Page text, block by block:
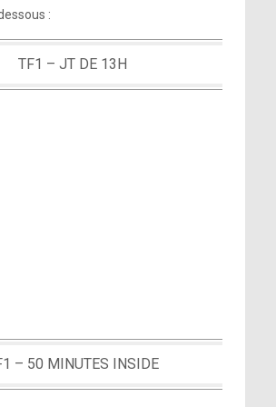
:
TF1 – JT DE 13H
– 50 MINUTES INSIDE